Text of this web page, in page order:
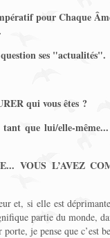
pour Chaque
ses "actualités".
qui vous êtes ?
que lui/elle-
VOUS L’AVEZ
et, si elle est
partie du monde,
je pense que c’est